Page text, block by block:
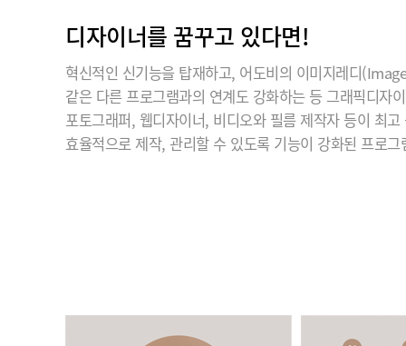
디자이너를 꿈꾸고 있다면!
혁신적인 신기능을 탑재하고, 어도비의 이미지레디
같은 다른 프로그램과의 연계도 강화하는 등 그래픽디자
포토그래퍼, 웹디자이너, 비디오와 필름 제작자 등이 최고
효율적으로 제작, 관리할 수 있도록 기능이 강화된 프로